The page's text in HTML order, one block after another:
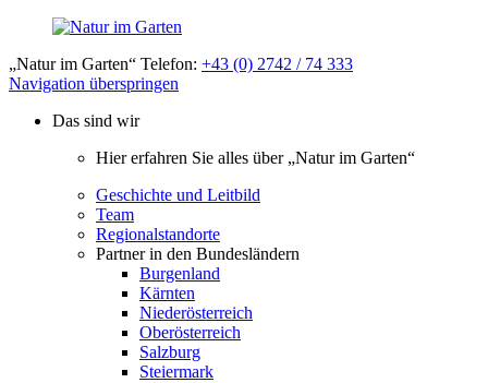
„Natur im Garten“ Telefon: +43 (0) 2742 / 74 333
Navigation überspringen
Das sind wir
Hier erfahren Sie alles über „Natur im Garten“
Geschichte und Leitbild
Team
Regionalstandorte
Partner in den Bundesländern
Burgenland
Kärnten
Niederösterreich
Oberösterreich
Salzburg
Steiermark